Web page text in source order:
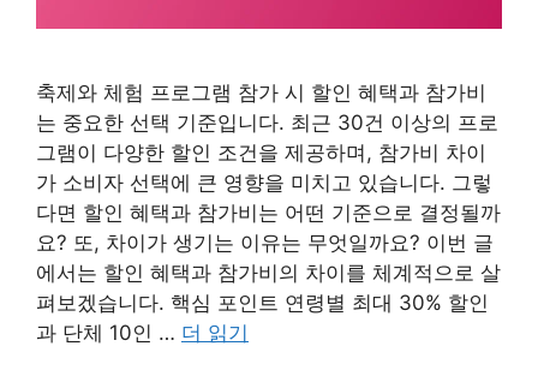
축제와 체험 프로그램 참가 시 할인 혜택과 참가비
는 중요한 선택 기준입니다. 최근 30건 이상의 프로
그램이 다양한 할인 조건을 제공하며, 참가비 차이
가 소비자 선택에 큰 영향을 미치고 있습니다. 그렇
다면 할인 혜택과 참가비는 어떤 기준으로 결정될까
요? 또, 차이가 생기는 이유는 무엇일까요? 이번 글
에서는 할인 혜택과 참가비의 차이를 체계적으로 살
펴보겠습니다. 핵심 포인트 연령별 최대 30% 할인
과 단체 10인 … 더 읽기